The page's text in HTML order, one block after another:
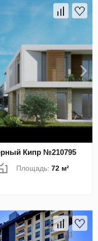
Кипр №210795
Площадь:72 м²